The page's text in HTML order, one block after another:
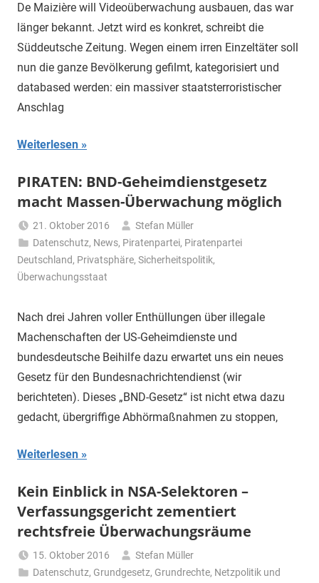
De Maizière will Videoüberwachung ausbauen, das war
länger bekannt. Jetzt wird es konkret, schreibt die
Süddeutsche Zeitung. Wegen einem irren Einzeltäter soll
nun die ganze Bevölkerung gefilmt, kategorisiert und
databased werden: ein massiver staatsterroristischer
Anschlag
Weiterlesen
PIRATEN: BND-Geheimdienstgesetz
macht Massen-Überwachung möglich
21. Oktober 2016
Stefan Müller
Datenschutz, News, Piratenpartei, Piratenpartei
Deutschland, Privatsphäre, Sicherheitspolitik,
Überwachungsstaat
Nach drei Jahren voller Enthüllungen über illegale
Machenschaften der US-Geheimdienste und
bundesdeutsche Beihilfe dazu erwartet uns ein neues
Gesetz für den Bundesnachrichtendienst (wir
berichteten). Dieses „BND-Gesetz“ ist nicht etwa dazu
gedacht, übergriffige Abhörmaßnahmen zu stoppen,
Weiterlesen
Kein Einblick in NSA-Selektoren –
Verfassungsgericht zementiert
rechtsfreie Überwachungsräume
15. Oktober 2016
Stefan Müller
Datenschutz, Grundgesetz, Grundrechte, Netzpolitik und